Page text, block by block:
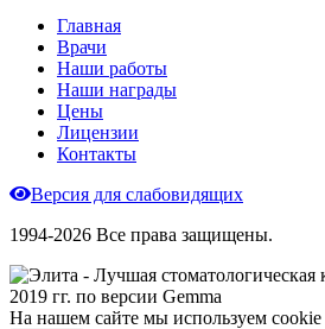
Главная
Врачи
Наши работы
Наши награды
Цены
Лицензии
Контакты
Версия для слабовидящих
1994-2026 Все права защищены.
На нашем сайте мы используем cookie